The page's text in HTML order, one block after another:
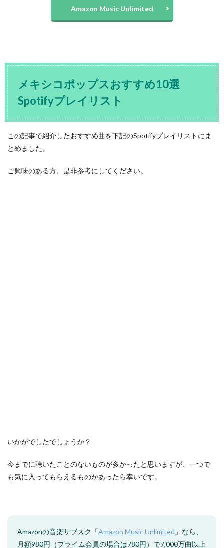
Amazon Music Unlimited
メキシコポップスおすすめ10選
Spotifyプレイリスト
この記事で紹介したおすすめ曲を下記のSpotifyプレイリストにま
とめました。
ご興味のある方、是非参考にしてください。
いかがでしたでしょうか？
今までに聴いたことのないものが多かったと思いますが、一つで
も気に入ってもらえるものがあったら幸いです。
Amazonの音楽サブスク「Amazon Music Unlimited 」なら、
月額980円（プライム会員の場合は780円）で7,000万曲以上